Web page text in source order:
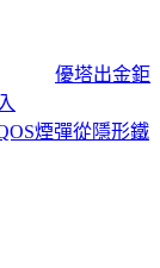
優塔出金鉅
煙彈從隱形鐵